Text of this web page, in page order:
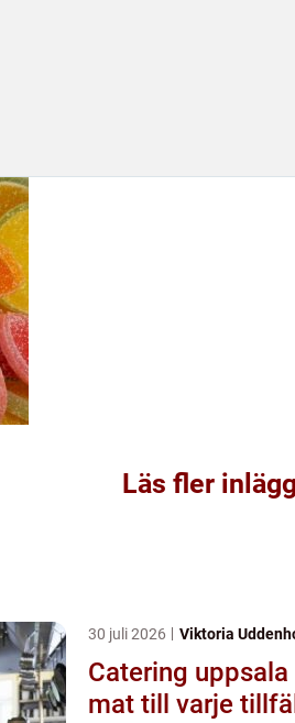
Läs fler
30 juli 2026 Viktoria
Catering uppsala så väljer du rätt
mat till varje